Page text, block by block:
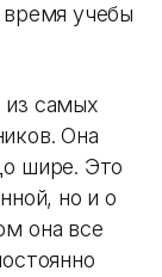
учебы
самых
Она
шире. Это
но и о
она все